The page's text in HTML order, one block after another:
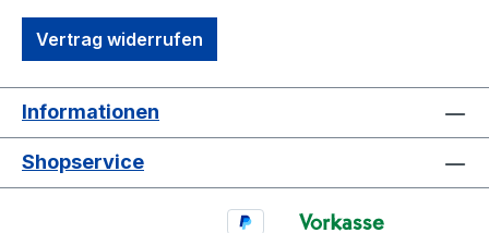
Vertrag widerrufen
Informationen
Shopservice